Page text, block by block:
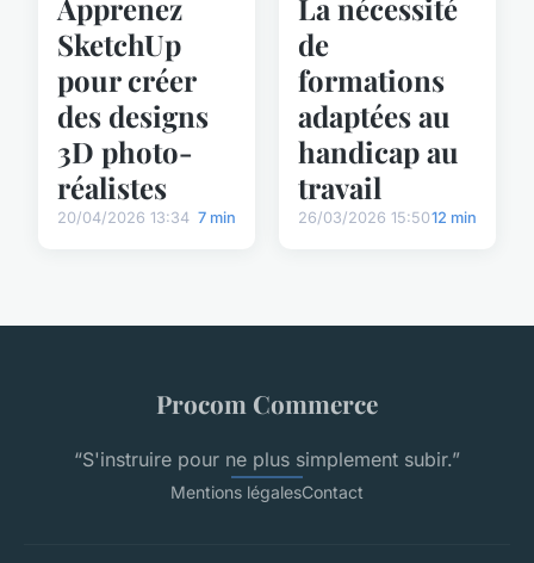
Apprenez
SketchUp
pour créer
des designs
3D photo-
réalistes
20/04/2026 13:34 7 min
La nécessité
de
formations
adaptées au
handicap au
travail
26/03/2026 15:5012 min
Procom Commerce
“S'instruire pour ne plus simplement subir.”
Mentions légalesContact